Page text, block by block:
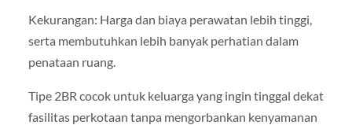
Kekurangan: Harga dan biaya perawatan lebih tinggi,
serta membutuhkan lebih banyak perhatian dalam
penataan ruang.
Tipe 2BR cocok untuk keluarga yang ingin tinggal dekat
fasilitas perkotaan tanpa mengorbankan kenyamanan